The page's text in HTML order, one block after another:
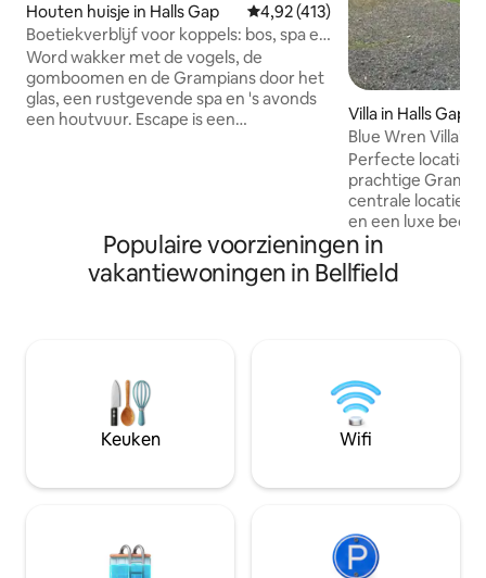
Houten huisje in Halls Gap Gemiddelde beoordeling van
4,92 (413)
Boetiekverblijf voor koppels: bos, spa en
houtvuur
Word wakker met de vogels, de
gomboomen en de Grampians door het
glas, een rustgevende spa en 's avonds
een houtvuur. Escape is een
Een verfijnd interieur, originele foto's en
glazen wanden maken deze plek uniek."
(Jolanta, 2026) Spa, open haard,
Villa in Halls Gap
Blue Wren Villa's |
2
Perfecte locatie
prachtige
centrale locatie,
en een luxe bed
zoek dan niet
zijn prachtig
Halls Gap met
en ontspannen in
houtvuur zorgt
of stap naar
een BBQ en de
Populaire voorzieningen in
vakantiewoningen in Bellfield
Keuken Wifi